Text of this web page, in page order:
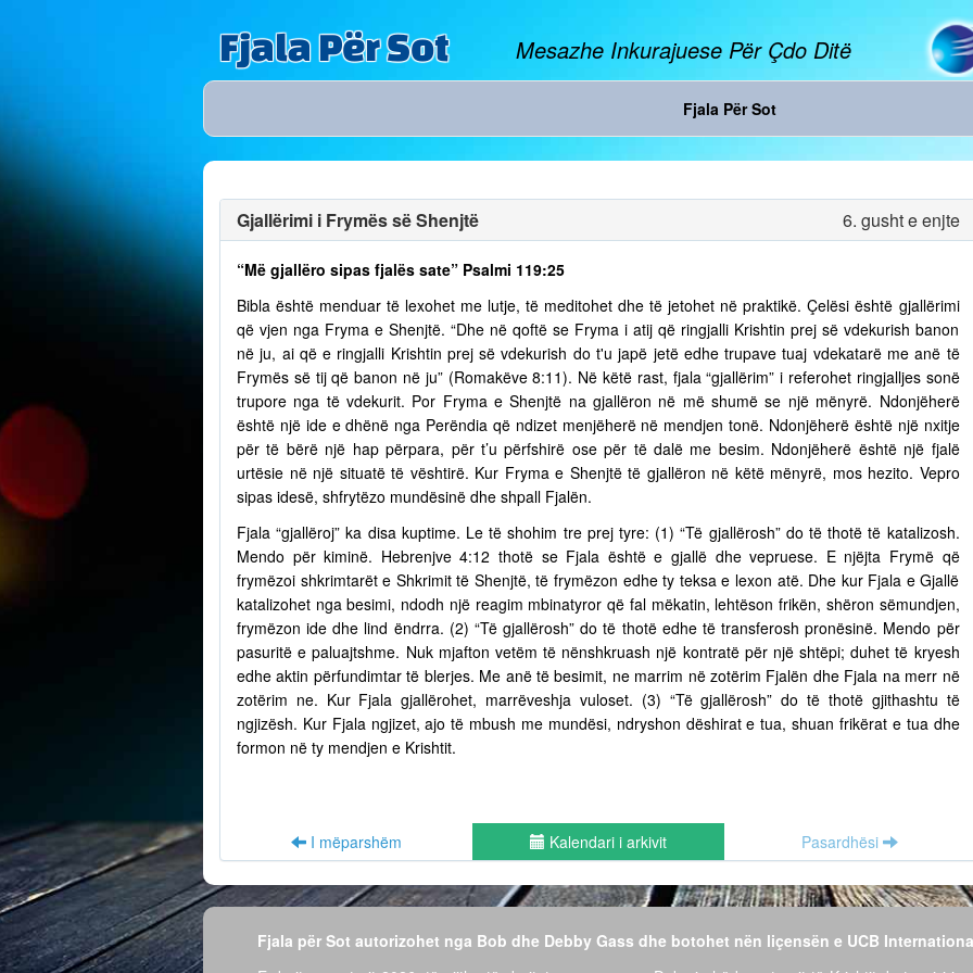
Fjala Për Sot Mesazhe Inkurajuese Për Çdo Ditë
Fjala Për Sot
Gjallërimi i Frymës së Shenjtë 6. gusht e enjte
“Më gjallëro sipas fjalës sate” Psalmi 119:25
Bibla është menduar të lexohet me lutje, të meditohet dhe të jetohet në praktikë. Çelësi është gjallërimi
që vjen nga Fryma e Shenjtë. “Dhe në qoftë se Fryma i atij që ringjalli Krishtin prej së vdekurish banon
në ju, ai që e ringjalli Krishtin prej së vdekurish do t'u japë jetë edhe trupave tuaj vdekatarë me anë të
Frymës së tij që banon në ju” (Romakëve 8:11). Në këtë rast, fjala “gjallërim” i referohet ringjalljes sonë
trupore nga të vdekurit. Por Fryma e Shenjtë na gjallëron në më shumë se një mënyrë. Ndonjëherë
është një ide e dhënë nga Perëndia që ndizet menjëherë në mendjen tonë. Ndonjëherë është një nxitje
për të bërë një hap përpara, për t’u përfshirë ose për të dalë me besim. Ndonjëherë është një fjalë
urtësie në një situatë të vështirë. Kur Fryma e Shenjtë të gjallëron në këtë mënyrë, mos hezito. Vepro
sipas idesë, shfrytëzo mundësinë dhe shpall Fjalën.
Fjala “gjallëroj” ka disa kuptime. Le të shohim tre prej tyre: (1) “Të gjallërosh” do të thotë të katalizosh.
Mendo për kiminë. Hebrenjve 4:12 thotë se Fjala është e gjallë dhe vepruese. E njëjta Frymë që
frymëzoi shkrimtarët e Shkrimit të Shenjtë, të frymëzon edhe ty teksa e lexon atë. Dhe kur Fjala e Gjallë
katalizohet nga besimi, ndodh një reagim mbinatyror që fal mëkatin, lehtëson frikën, shëron sëmundjen,
frymëzon ide dhe lind ëndrra. (2) “Të gjallërosh” do të thotë edhe të transferosh pronësinë. Mendo për
pasuritë e paluajtshme. Nuk mjafton vetëm të nënshkruash një kontratë për një shtëpi; duhet të kryesh
edhe aktin përfundimtar të blerjes. Me anë të besimit, ne marrim në zotërim Fjalën dhe Fjala na merr në
zotërim ne. Kur Fjala gjallërohet, marrëveshja vuloset. (3) “Të gjallërosh” do të thotë gjithashtu të
ngjizësh. Kur Fjala ngjizet, ajo të mbush me mundësi, ndryshon dëshirat e tua, shuan frikërat e tua dhe
formon në ty mendjen e Krishtit.
I mëparshëm Kalendari i arkivit Pasardhësi
Fjala për Sot autorizohet nga Bob dhe Debby Gass dhe botohet nën liçensën e UCB